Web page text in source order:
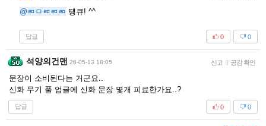
@ㄻㅁㄻㄻㄻ 땡큐! ^^
답글 0
0
석양의건맨 26-05-13 18:05 신고 | 공감 확인
문장이 소비된다는 거군요..
신화 무기 풀 업글에 신화 문장 몇개 피료한가요..?
답글 0
0